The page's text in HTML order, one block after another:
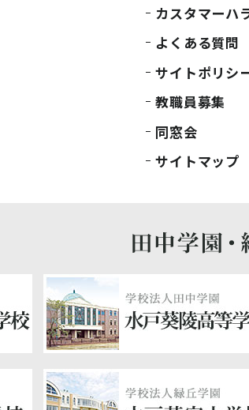
カスタマーハ
よくある質問
サイトポリシ
教職員募集
同窓会
サイトマップ